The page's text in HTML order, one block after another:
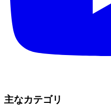
主なカテゴリ